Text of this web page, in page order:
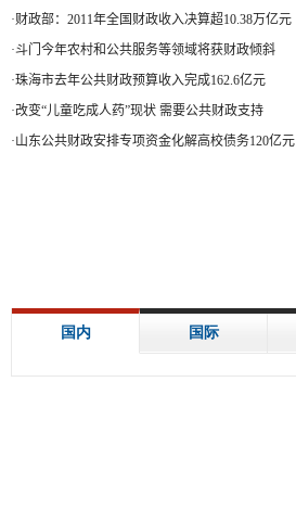
·财政部：2011年全国财政收入决算超10.38万亿元
·斗门今年农村和公共服务等领域将获财政倾斜
·珠海市去年公共财政预算收入完成162.6亿元
·改变“儿童吃成人药”现状 需要公共财政支持
·山东公共财政安排专项资金化解高校债务120亿元